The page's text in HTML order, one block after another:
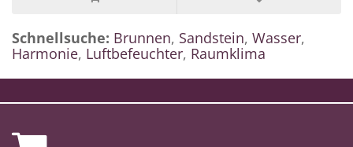
Schnellsuche: Brunnen, Sandstein, Wasser,
Harmonie, Luftbefeuchter, Raumklima